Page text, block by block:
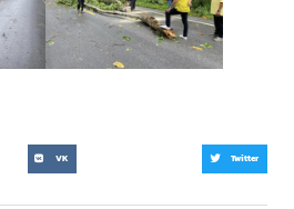
VK Twitter